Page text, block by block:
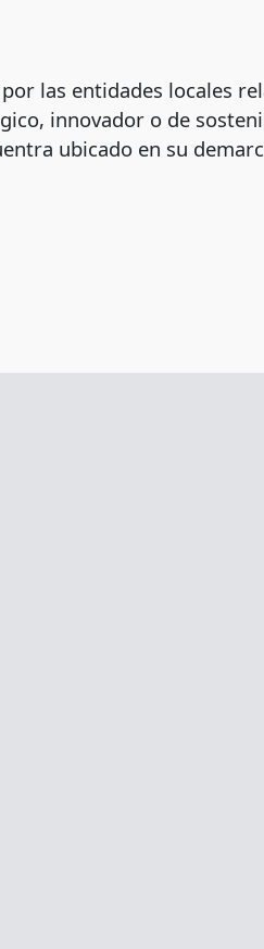
las entidades locales
innovador o de
ubicado en su